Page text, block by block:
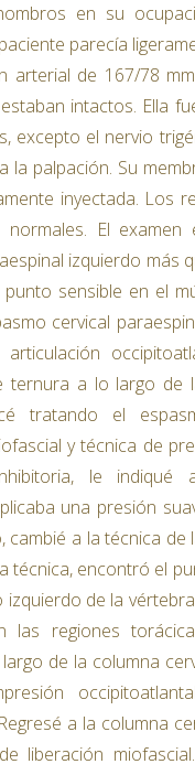
en su
parecía
arterial de 167/78
intactos. Ella
excepto el nervio
la palpación. Su
inyectada. Los
El examen
izquierdo más
sensible en el
cervical
ternura a lo largo de
tratando el
y técnica de
le indiqué
una presión
cambié a la técnica
técnica, encontró el
de la
las regiones
de la columna
a la columna
liberación